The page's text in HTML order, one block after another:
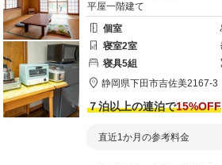
平屋一階建て
個室
寝室2室
寝具5組
静岡県下田市吉佐美2167-3
７泊以上の連泊で15%OFF
直近1か月の参考料金